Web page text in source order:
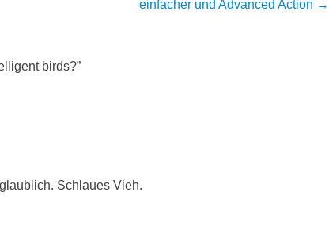
einfacher und Advanced Action →
birds?”
Schlaues Vieh.